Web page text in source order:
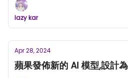
lazy kar
Apr 28, 2024
蘋果發佈新的 AI 模型,設計